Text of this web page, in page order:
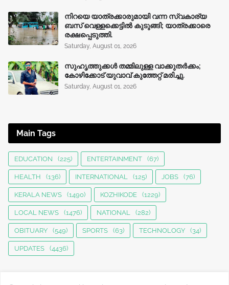
നിറയെ യാത്രക്കാരുമായി വന്ന സ്വകാര്യ
ബസ് വെള്ളക്കെട്ടിൽ കുടുങ്ങി; യാത്രക്കാരെ
രക്ഷപ്പെടുത്തി.
Saturday, August 01, 2026
സുഹൃത്തുക്കൾ തമ്മിലുള്ള വാക്കുതർക്കം;
കോഴിക്കോട് യുവാവ് കുത്തേറ്റ് മരിച്ചു.
Saturday, August 01, 2026
Main Tags
EDUCATION (225) ENTERTAINMENT (67)
HEALTH (136) INTERNATIONAL (125) JOBS (76)
KERALA NEWS (1490) KOZHIKODE (1229)
LOCAL NEWS (1476) NATIONAL (282)
OBITUARY (549) SPORTS (63) TECHNOLOGY (34)
UPDATES (4436)